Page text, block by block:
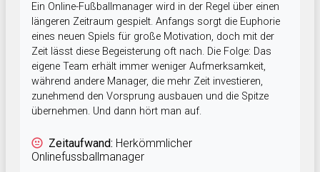
Ein Online-Fußballmanager wird in der Regel über einen
längeren Zeitraum gespielt. Anfangs sorgt die Euphorie
eines neuen Spiels für große Motivation, doch mit der
Zeit lässt diese Begeisterung oft nach. Die Folge: Das
eigene Team erhält immer weniger Aufmerksamkeit,
während andere Manager, die mehr Zeit investieren,
zunehmend den Vorsprung ausbauen und die Spitze
übernehmen. Und dann hört man auf.
Zeitaufwand: Herkömmlicher
Onlinefussballmanager